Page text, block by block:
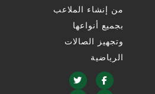
من إنشاء الملاعب
بجميع أنواعها
وتجهيز الصالات
الرياضية